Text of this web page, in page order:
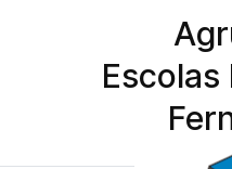
Escolas